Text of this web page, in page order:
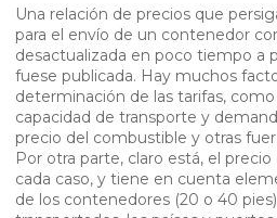
Una relación de precios que
para el envío de un contenedor
desactualizada en poco tiempo a
fuese publicada. Hay muchos
determinación de las tarifas,
capacidad de transporte y
precio del combustible y otras
Por otra parte, claro está, el
cada caso, y tiene en cuenta
de los contenedores (20 o 40